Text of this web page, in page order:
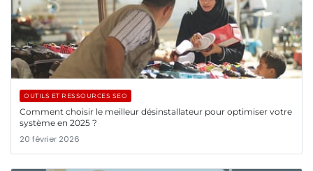
OUTILS ET RESSOURCES SEO
Comment choisir le meilleur désinstallateur pour optimiser votre
système en 2025 ?
20 février 2026